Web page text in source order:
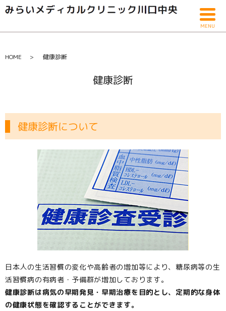
MENU
HOME 健康診断
健康診断
健康診断について
日本人の生活習慣の変化や高齢者の増加等により、糖尿病等の生
活習慣病の有病者・予備群が増加しております。
健康診断は病気の早期発見・早期治療を目的とし、定期的な身体
の健康状態を確認することができます。